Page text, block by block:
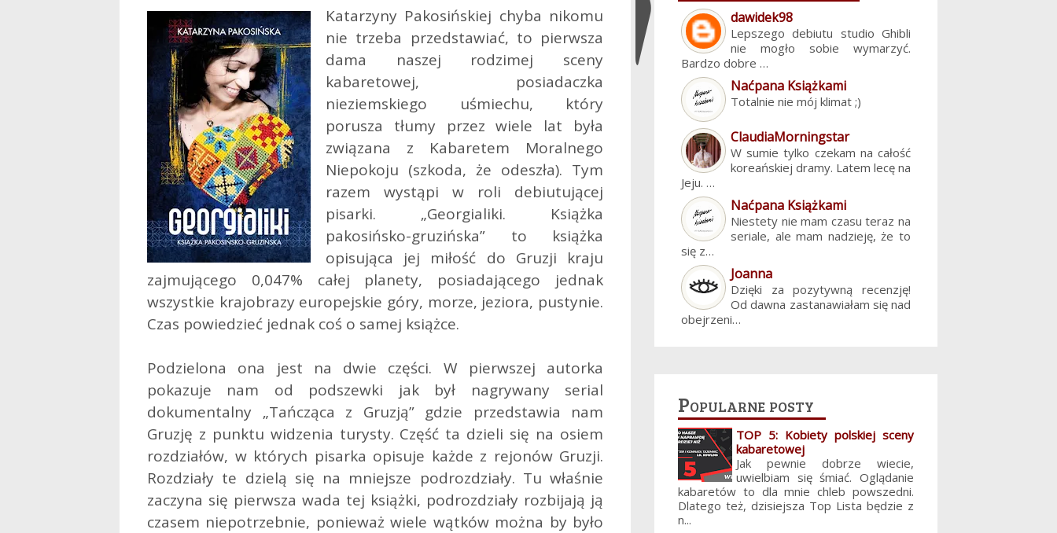
Katarzyny Pakosińskiej chyba nikomu
nie trzeba przedstawiać, to pierwsza
dama naszej rodzimej sceny
kabaretowej, posiadaczka
nieziemskiego uśmiechu, który
porusza tłumy przez wiele lat była
związana z Kabaretem Moralnego
Niepokoju (szkoda, że odeszła). Tym
razem wystąpi w roli debiutującej
pisarki. „Georgialiki. Książka
pakosińsko-gruzińska” to książka
opisująca jej miłość do Gruzji kraju
zajmującego 0,047% całej planety, posiadającego jednak
wszystkie krajobrazy europejskie góry, morze, jeziora, pustynie.
Czas powiedzieć jednak coś o samej książce.
Podzielona ona jest na dwie części. W pierwszej autorka
pokazuje nam od podszewki jak był nagrywany serial
dokumentalny „Tańcząca z Gruzją” gdzie przedstawia nam
Gruzję z punktu widzenia turysty. Część ta dzieli się na osiem
rozdziałów, w których pisarka opisuje każde z rejonów Gruzji.
Rozdziały te dzielą się na mniejsze podrozdziały. Tu właśnie
zaczyna się pierwsza wada tej książki, podrozdziały rozbijają ją
czasem niepotrzebnie, ponieważ wiele wątków można by było
Ukryj
dawidek98
Lepszego debiutu studio Ghibli
nie mogło sobie wymarzyć.
Bardzo dobre …
Naćpana Książkami
Totalnie nie mój klimat ;)
ClaudiaMorningstar
W sumie tylko czekam na całość
koreańskiej dramy. Latem lecę na
Jeju. …
Naćpana Książkami
Niestety nie mam czasu teraz na
seriale, ale mam nadzieję, że to
się z…
Joanna
Dzięki za pozytywną recenzję!
Od dawna zastanawiałam się nad
obejrzeni…
Popularne posty
TOP 5: Kobiety polskiej sceny
kabaretowej
Jak pewnie dobrze wiecie,
uwielbiam się śmiać. Oglądanie
kabaretów to dla mnie chleb powszedni.
Dlatego też, dzisiejsza Top Lista będzie z
n...